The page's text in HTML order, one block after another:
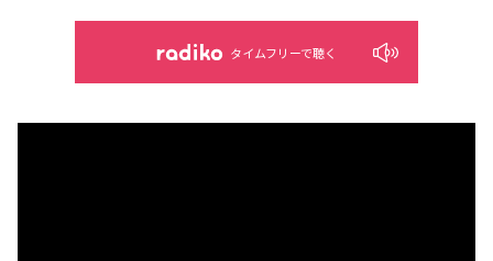
タイムフリーで聴く